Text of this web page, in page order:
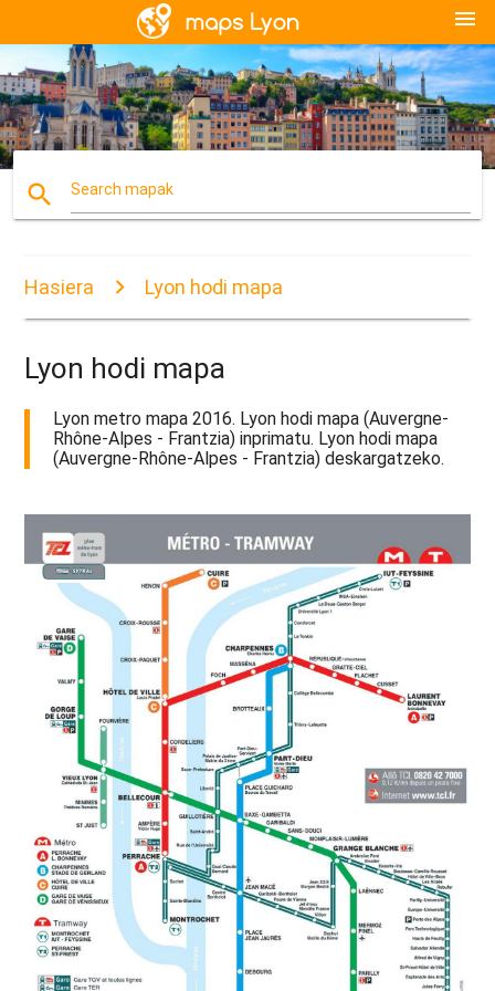
menu
search Search mapak
Hasiera Lyon hodi mapa
Lyon hodi mapa
Lyon metro mapa 2016. Lyon hodi mapa (Auvergne-
Rhône-Alpes - Frantzia) inprimatu. Lyon hodi mapa
(Auvergne-Rhône-Alpes - Frantzia) deskargatzeko.